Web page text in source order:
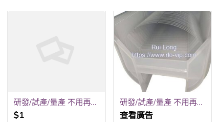
研發/試產/量產 不用再跑五家！銳隆光電一站式全包
$1
研發/試產/量產 不用再跑五家！銳隆光電一站式全包！
查看廣告